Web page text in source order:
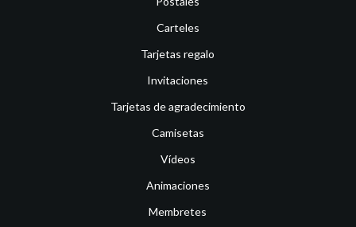
Carteles
Tarjetas regalo
Invitaciones
Tarjetas de agradecimiento
Camisetas
Vídeos
Animaciones
Membretes